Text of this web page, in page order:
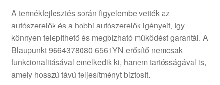
Rólunk
Saját fiókom
Szállítás
A termékfejlesztés során figyelembe vették az
autószerelők és a hobbi autószerelők igényeit, így
könnyen telepíthető és megbízható működést garantál. A
Blaupunkt 9664378080 6561YN erősítő nemcsak
funkcionalitásával emelkedik ki, hanem tartósságával is,
amely hosszú távú teljesítményt biztosít.